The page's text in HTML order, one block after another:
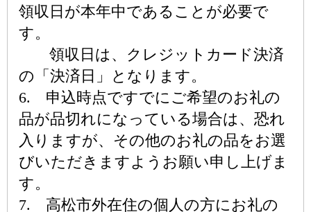
領収日が本年中であることが必要で
す。
領収日は、クレジットカード決済
の「決済日」となります。
6. 申込時点ですでにご希望のお礼の
品が品切れになっている場合は、恐れ
入りますが、その他のお礼の品をお選
びいただきますようお願い申し上げま
す。
7. 高松市外在住の個人の方にお礼の